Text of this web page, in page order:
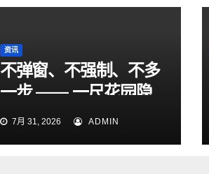
资讯
不弹窗、不强制、不多
一步 —— 一尺花园隐
私合规两年跟踪评测
7月 31, 2026 ADMIN